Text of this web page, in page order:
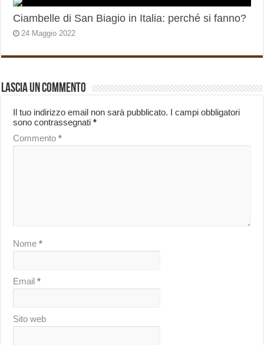
Ciambelle di San Biagio in Italia: perché si fanno?
24 Maggio 2022
Lascia un commento
Il tuo indirizzo email non sarà pubblicato. I campi obbligatori
sono contrassegnati*
Commento*
Nome*
Email*
Sito web